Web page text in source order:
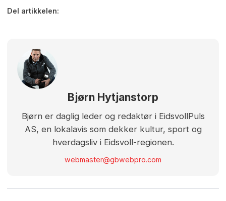
Del artikkelen:
Bjørn Hytjanstorp
Bjørn er daglig leder og redaktør i EidsvollPuls
AS, en lokalavis som dekker kultur, sport og
hverdagsliv i Eidsvoll-regionen.
webmaster@gbwebpro.com